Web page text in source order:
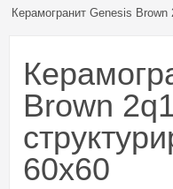
Керамогранит Genesis
Brown
60x60